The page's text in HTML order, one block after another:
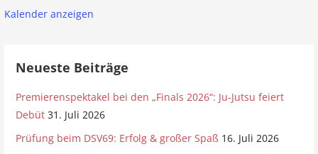
Kalender anzeigen
Neueste Beiträge
Premierenspektakel bei den „Finals 2026“: Ju-Jutsu feiert
Debüt 31. Juli 2026
Prüfung beim DSV69: Erfolg & großer Spaß 16. Juli 2026